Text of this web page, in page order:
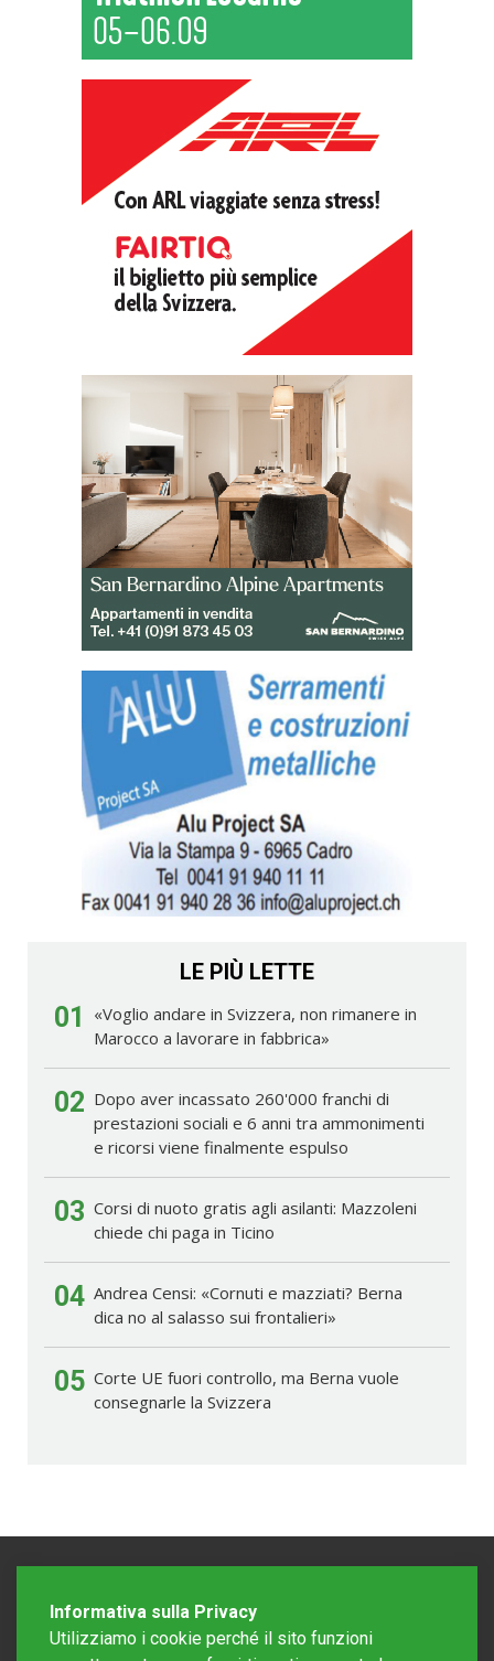
LE PIÙ LETTE
01
«Voglio andare in Svizzera, non rimanere in
Marocco a lavorare in fabbrica»
02 Dopo aver incassato 260'000 franchi di
prestazioni sociali e 6 anni tra ammonimenti
e ricorsi viene finalmente espulso
03 Corsi di nuoto gratis agli asilanti: Mazzoleni
chiede chi paga in Ticino
04 Andrea Censi: «Cornuti e mazziati? Berna
dica no al salasso sui frontalieri»
05 Corte UE fuori controllo, ma Berna vuole
consegnarle la Svizzera
Informativa sulla Privacy
Utilizziamo i cookie perché il sito funzioni